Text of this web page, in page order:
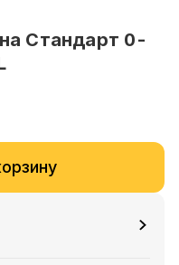
Стандарт 0-